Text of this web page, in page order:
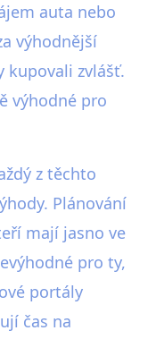
auta nebo
výhodnější
kupovali zvlášť.
výhodné pro
z těchto
Plánování
mají jasno ve
pro ty,
portály
čas na